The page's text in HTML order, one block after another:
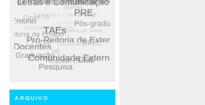
ARQUIVO